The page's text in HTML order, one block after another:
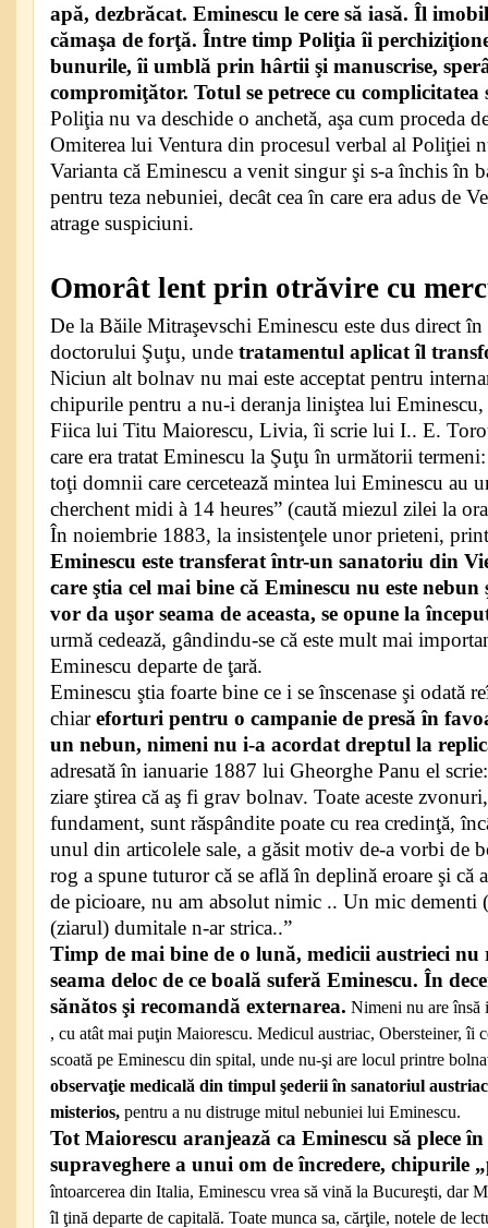
apă, dezbrăcat. Eminescu le cere să iasă. Îl
cămaşa de forţă. Între timp Poliţia îi
bunurile, îi umblă prin hârtii şi manuscrise,
compromiţător. Totul se petrece cu
Poliţia nu va deschide o anchetă, aşa cum proceda
Omiterea lui Ventura din procesul verbal al Poliţiei
Varianta că Eminescu a venit singur şi s-a închis în
pentru teza nebuniei, decât cea în care era adus de
atrage suspiciuni.
Omorât lent prin otrăvire cu
De la Băile Mitraşevschi Eminescu este dus direct
doctorului Şuţu, unde tratamentul aplicat îl
Niciun alt bolnav nu mai este acceptat pentru
chipurile pentru a nu-i deranja liniştea lui Eminescu,
Fiica lui Titu Maiorescu, Livia, îi scrie lui I.. E.
care era tratat Eminescu la Şuţu în următorii
toţi domnii care cercetează mintea lui Eminescu au
cherchent midi à 14 heures” (caută miezul zilei la
În noiembrie 1883, la insistenţele unor prieteni,
Eminescu este transferat într-un sanatoriu din
care ştia cel mai bine că Eminescu nu este
vor da uşor seama de aceasta, se opune la
urmă cedează, gândindu-se că este mult mai
Eminescu departe de ţară.
Eminescu ştia foarte bine ce i se înscenase şi odată
chiareforturi pentru o campanie de presă în
un nebun, nimeni nu i-a acordat dreptul la
adresată în ianuarie 1887 lui Gheorghe Panu el
ziare ştirea că aş fi grav bolnav. Toate aceste
fundament, sunt răspândite poate cu rea credinţă,
unul din articolele sale, a găsit motiv de-a vorbi de
rog a spune tuturor că se află în deplină eroare şi că
de picioare, nu am absolut nimic .. Un mic dementi
(ziarul) dumitale n-ar strica..”
Timp de mai bine de o lună, medicii austrieci nu
seama deloc de ce boală suferă Eminescu. În
sănătos şi recomandă externarea. Nimeni nu are însă
, cu atât mai puţin Maiorescu. Medicul austriac, Obersteiner, îi
scoată pe Eminescu din spital, unde nu-şi are locul printre
observaţie medicală din timpul şederii în sanatoriul
misterios, pentru a nu distruge mitul nebuniei lui Eminescu.
Tot Maiorescu aranjează ca Eminescu să plece
supraveghere a unui om de încredere, chipurile
întoarcerea din Italia, Eminescu vrea să vină la Bucureşti, dar
îl ţină departe de capitală. Toate munca sa, cărţile, notele de